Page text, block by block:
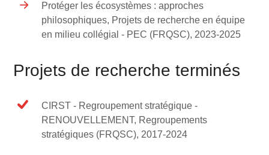
Protéger les écosystèmes : approches
philosophiques, Projets de recherche en équipe
en milieu collégial - PEC (FRQSC), 2023-2025
Projets de recherche terminés
CIRST - Regroupement stratégique -
RENOUVELLEMENT, Regroupements
stratégiques (FRQSC), 2017-2024